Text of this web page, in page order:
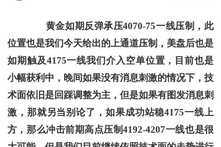
黄金如期反弹承压4070-75一线压制，此
位置也是我们今天给出的上通道压制，美盘后也是
如期触及4175一线我们介入空单位置，目前也是
小幅获利中，晚间如果没有消息刺激的情况下，技
术面依旧是回踩调整为主，但是如果有图发消息刺
激，那就另当别论了，如果成功站稳4175一线上
方，那么冲击前期高点压制4192-4207一线也是很